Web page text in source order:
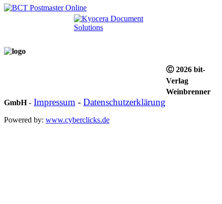
Ⓒ 2026 bit-
Verlag
Weinbrenner
GmbH- Impressum - Datenschutzerklärung
Powered by: www.cyberclicks.de